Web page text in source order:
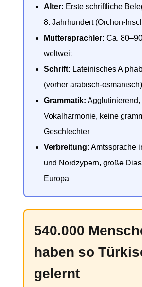
Alter: Erste schriftliche
8. Jahrhundert (Orchon-
Muttersprachler: Ca.
weltweit
Schrift: Lateinisches
(vorher arabisch-osmanisch)
Grammatik: Agglutinierend,
Vokalharmonie, keine
Geschlechter
Verbreitung: Amtssprache
und Nordzypern, große
Europa
540.000
haben so
gelernt